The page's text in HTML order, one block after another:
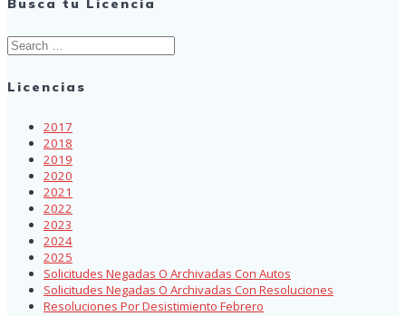
Busca tu Licencia
Search
for:
Licencias
2017
2018
2019
2020
2021
2022
2023
2024
2025
Solicitudes Negadas O Archivadas Con Autos
Solicitudes Negadas O Archivadas Con Resoluciones
Resoluciones Por Desistimiento Febrero